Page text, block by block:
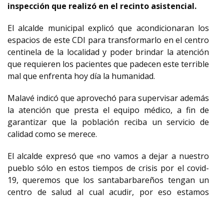
inspección que realizó en el recinto asistencial.
El alcalde municipal explicó que acondicionaran los
espacios de este CDI para transformarlo en el centro
centinela de la localidad y poder brindar la atención
que requieren los pacientes que padecen este terrible
mal que enfrenta hoy día la humanidad.
Malavé indicó que aprovechó para supervisar además
la atención que presta el equipo médico, a fin de
garantizar que la población reciba un servicio de
calidad como se merece.
El alcalde expresó que «no vamos a dejar a nuestro
pueblo sólo en estos tiempos de crisis por el covid-
19, queremos que los santabarbareños tengan un
centro de salud al cual acudir, por eso estamos